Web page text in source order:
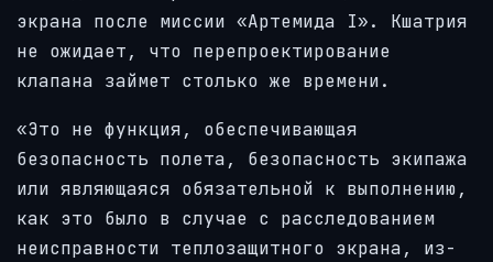
экрана после миссии «Артемида I». Кшатрия
не ожидает, что перепроектирование
клапана займет столько же времени.
«Это не функция, обеспечивающая
безопасность полета, безопасность экипажа
или являющаяся обязательной к выполнению,
как это было в случае с расследованием
неисправности теплозащитного экрана, из-